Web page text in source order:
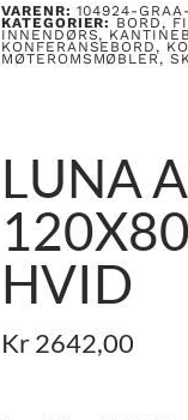
VARENR: 104924-
KATEGORIER: BORD,
INNENDØRS,
KONFERANSEBORD,
MØTEROMSMØBLER,
LUNA
HVID
Kr2642,00